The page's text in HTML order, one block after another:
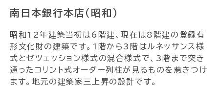
南日本銀行本店（昭和）
昭和12年建築当初は6階建、現在は8階建の登録有
形文化財の建築です。1階から3階はルネッサンス様
式とゼツェッション様式の混合様式で、3階まで突き
通ったコリント式オーダー列柱が見るものを惹きつけ
ます。地元の建築家三上昇の設計です。